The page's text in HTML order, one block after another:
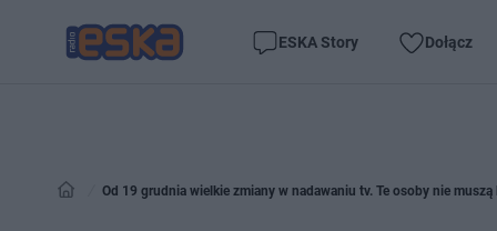
ESKA Story Dołącz
Od 19 grudnia wielkie zmiany w nadawaniu tv. Te osoby nie